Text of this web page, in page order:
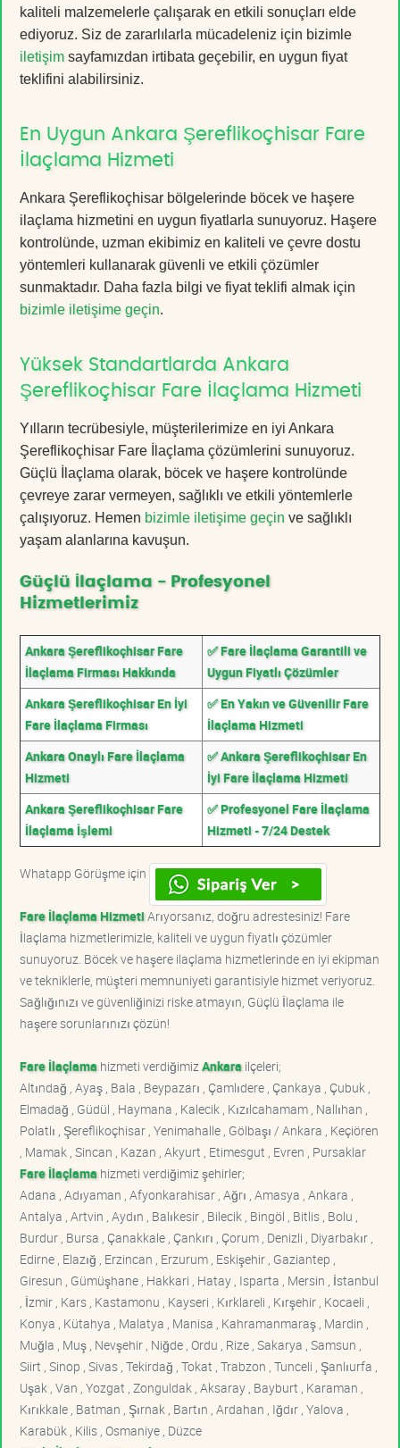
kaliteli malzemelerle çalışarak en etkili sonuçları elde
ediyoruz. Siz de zararlılarla mücadeleniz için bizimle
iletişim sayfamızdan irtibata geçebilir, en uygun fiyat
teklifini alabilirsiniz.
En Uygun Ankara Şereflikoçhisar Fare
İlaçlama Hizmeti
Ankara Şereflikoçhisar bölgelerinde böcek ve haşere
ilaçlama hizmetini en uygun fiyatlarla sunuyoruz. Haşere
kontrolünde, uzman ekibimiz en kaliteli ve çevre dostu
yöntemleri kullanarak güvenli ve etkili çözümler
sunmaktadır. Daha fazla bilgi ve fiyat teklifi almak için
bizimle iletişime geçin.
Yüksek Standartlarda Ankara
Şereflikoçhisar Fare İlaçlama Hizmeti
Yılların tecrübesiyle, müşterilerimize en iyi Ankara
Şereflikoçhisar Fare İlaçlama çözümlerini sunuyoruz.
Güçlü İlaçlama olarak, böcek ve haşere kontrolünde
çevreye zarar vermeyen, sağlıklı ve etkili yöntemlerle
çalışıyoruz. Hemen bizimle iletişime geçin ve sağlıklı
yaşam alanlarına kavuşun.
Güçlü İlaçlama - Profesyonel
Hizmetlerimiz
Ankara Şereflikoçhisar Fare
İlaçlama Firması Hakkında
✅ Fare İlaçlama Garantili ve
Uygun Fiyatlı Çözümler
Ankara Şereflikoçhisar En İyi
Fare İlaçlama Firması
✅ En Yakın ve Güvenilir Fare
İlaçlama Hizmeti
Ankara Onaylı Fare İlaçlama
Hizmeti
✅ Ankara Şereflikoçhisar En
İyi Fare İlaçlama Hizmeti
Ankara Şereflikoçhisar Fare
İlaçlama İşlemi
✅ Profesyonel Fare İlaçlama
Hizmeti - 7/24 Destek
Whatapp Görüşme için
Fare İlaçlama HizmetiArıyorsanız, doğru adrestesiniz! Fare
İlaçlama hizmetlerimizle, kaliteli ve uygun fiyatlı çözümler
sunuyoruz. Böcek ve haşere ilaçlama hizmetlerinde en iyi ekipman
ve tekniklerle, müşteri memnuniyeti garantisiyle hizmet veriyoruz.
Sağlığınızı ve güvenliğinizi riske atmayın, Güçlü İlaçlama ile
haşere sorunlarınızı çözün!
Fare İlaçlama hizmeti verdiğimiz Ankara ilçeleri;
Altındağ , Ayaş , Bala , Beypazarı , Çamlıdere , Çankaya , Çubuk ,
Elmadağ , Güdül , Haymana , Kalecik , Kızılcahamam , Nallıhan ,
Polatlı , Şereflikoçhisar , Yenimahalle , Gölbaşı / Ankara , Keçiören
, Mamak , Sincan , Kazan , Akyurt , Etimesgut , Evren , Pursaklar
Fare İlaçlama hizmeti verdiğimiz şehirler;
Adana , Adıyaman , Afyonkarahisar , Ağrı , Amasya , Ankara ,
Antalya , Artvin , Aydın , Balıkesir , Bilecik , Bingöl , Bitlis , Bolu ,
Burdur , Bursa , Çanakkale , Çankırı , Çorum , Denizli , Diyarbakır ,
Edirne , Elazığ , Erzincan , Erzurum , Eskişehir , Gaziantep ,
Giresun , Gümüşhane , Hakkari , Hatay , Isparta , Mersin , İstanbul
, İzmir , Kars , Kastamonu , Kayseri , Kırklareli , Kırşehir , Kocaeli ,
Konya , Kütahya , Malatya , Manisa , Kahramanmaraş , Mardin ,
Muğla , Muş , Nevşehir , Niğde , Ordu , Rize , Sakarya , Samsun ,
Siirt , Sinop , Sivas , Tekirdağ , Tokat , Trabzon , Tunceli , Şanlıurfa ,
Uşak , Van , Yozgat , Zonguldak , Aksaray , Bayburt , Karaman ,
Kırıkkale , Batman , Şırnak , Bartın , Ardahan , Iğdır , Yalova ,
Karabük , Kilis , Osmaniye , Düzce